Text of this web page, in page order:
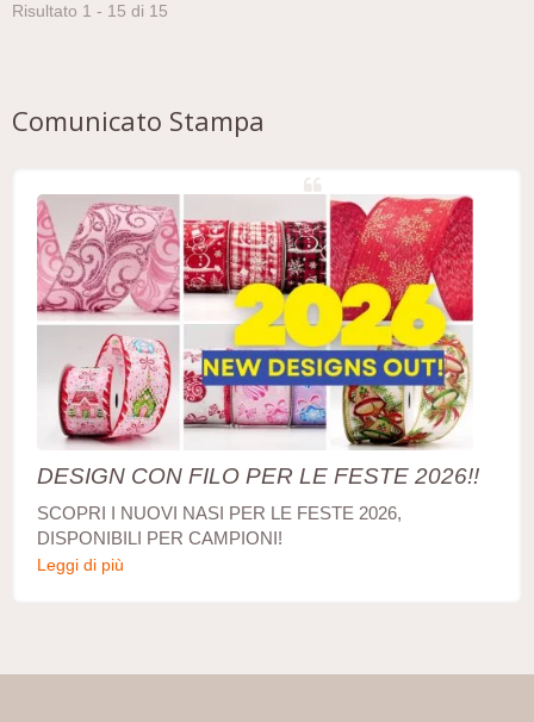
Risultato 1 - 15 di 15
Comunicato Stampa
DESIGN CON FILO PER LE FESTE 2026!!
SCOPRI I NUOVI NASI PER LE FESTE 2026,
DISPONIBILI PER CAMPIONI!
Leggi di più